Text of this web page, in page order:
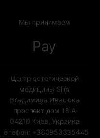
Мы принимаем
Pay
Центр эстетической
медицины Slim
Владимира Ивасюка
проспект дом 18 А
04210 Киев, Украина
Телефон: +380950335445